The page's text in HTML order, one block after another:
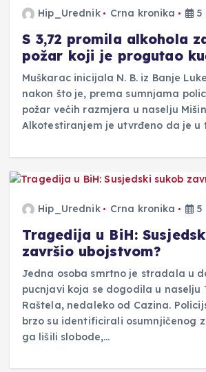
Hip_Urednik Crna kronika 5
S 3,72 promila alkohola
požar koji je progutao
Muškarac inicijala N. B. iz Banje
nakon što je, prema sumnjama
požar većih razmjera u naselju
Alkotestiranjem je utvrđeno da je u
Hip_Urednik Crna kronika 5
Tragedija u BiH:
završio ubojstvom?
Jedna osoba smrtno je stradala u
pucnjavi koja se dogodila u naselju
Raštela, nedaleko od Cazina.
brzo su identificirali osumnjičenog
ga lišili slobode,…